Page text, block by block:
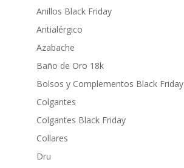
Anillos Black Friday
Antialérgico
Azabache
Baño de Oro 18k
Bolsos y Complementos Black Friday
Colgantes
Colgantes Black Friday
Collares
Dru